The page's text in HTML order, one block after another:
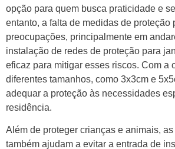
opção para quem busca praticidade e
entanto, a falta de medidas de proteção
preocupações, principalmente em
instalação de redes de proteção para
eficaz para mitigar esses riscos. Com a
diferentes tamanhos, como 3x3cm e
adequar a proteção às necessidades
residência.
Além de proteger crianças e animais,
também ajudam a evitar a entrada de